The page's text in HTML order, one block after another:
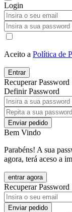
Login
Aceito a Política de
Entrar
Recuperar Password
Definir Password
Enviar pedido
Bem Vindo
Parabéns! A sua
agora, terá aceso a
entrar agora
Recuperar Password
Enviar pedido